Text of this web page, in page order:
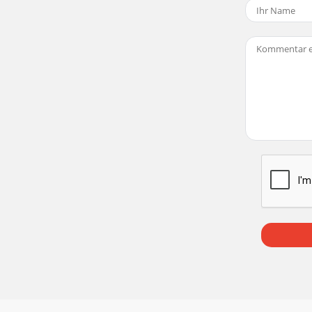
READ CAREFULLY THE FOLLOWING
PARAPRODUCTOS DE AUDIOPOR FAVOR LEA CON
SD- Kartenmodus REC (32) um MP3 von einer CD auf